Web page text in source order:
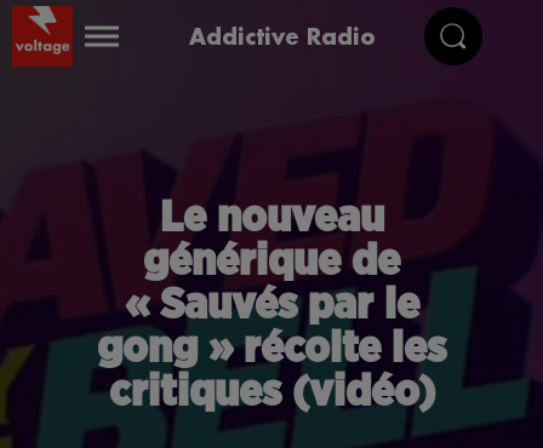
Addictive Radio
Le nouveau
générique de
« Sauvés par le
gong » récolte les
critiques (vidéo)